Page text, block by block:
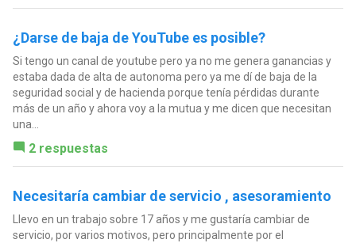
¿Darse de baja de YouTube es posible?
Si tengo un canal de youtube pero ya no me genera ganancias y
estaba dada de alta de autonoma pero ya me dí de baja de la
seguridad social y de hacienda porque tenía pérdidas durante
más de un año y ahora voy a la mutua y me dicen que necesitan
una...
2 respuestas
Necesitaría cambiar de servicio , asesoramiento
Llevo en un trabajo sobre 17 años y me gustaría cambiar de
servicio, por varios motivos, pero principalmente por el